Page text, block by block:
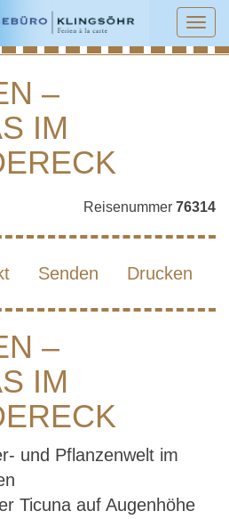
– AMAZONAS IM
–
IM
Reisenummer 76314
Senden Drucken
–
IM
und Pflanzenwelt im
Ticuna auf Augenhöhe